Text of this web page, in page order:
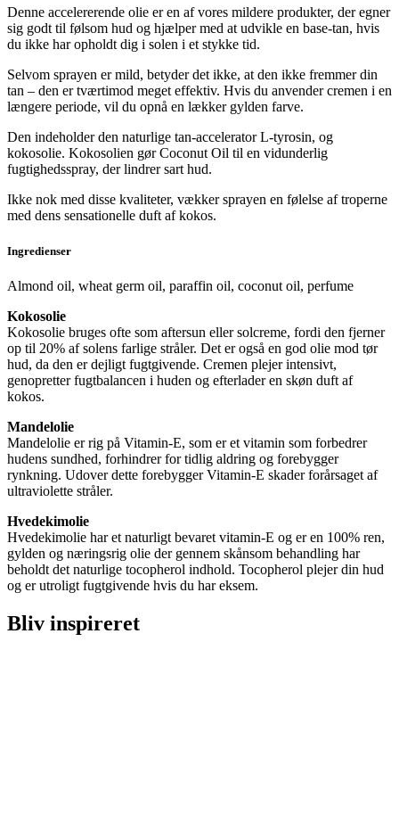
Denne accelererende olie er en af vores mildere produkter, der egner
sig godt til følsom hud og hjælper med at udvikle en base-tan, hvis
du ikke har opholdt dig i solen i et stykke tid.
Selvom sprayen er mild, betyder det ikke, at den ikke fremmer din
tan – den er tværtimod meget effektiv. Hvis du anvender cremen i en
længere periode, vil du opnå en lækker gylden farve.
Den indeholder den naturlige tan-accelerator L-tyrosin, og
kokosolie. Kokosolien gør Coconut Oil til en vidunderlig
fugtighedsspray, der lindrer sart hud.
Ikke nok med disse kvaliteter, vækker sprayen en følelse af troperne
med dens sensationelle duft af kokos.
Ingredienser
Almond oil, wheat germ oil, paraffin oil, coconut oil, perfume
Kokosolie
Kokosolie bruges ofte som aftersun eller solcreme, fordi den fjerner
op til 20% af solens farlige stråler. Det er også en god olie mod tør
hud, da den er dejligt fugtgivende. Cremen plejer intensivt,
genopretter fugtbalancen i huden og efterlader en skøn duft af
kokos.
Mandelolie
Mandelolie er rig på Vitamin-E, som er et vitamin som forbedrer
hudens sundhed, forhindrer for tidlig aldring og forebygger
rynkning. Udover dette forebygger Vitamin-E skader forårsaget af
ultraviolette stråler.
Hvedekimolie
Hvedekimolie har et naturligt bevaret vitamin-E og er en 100% ren,
gylden og næringsrig olie der gennem skånsom behandling har
beholdt det naturlige tocopherol indhold. Tocopherol plejer din hud
og er utroligt fugtgivende hvis du har eksem.
Bliv inspireret